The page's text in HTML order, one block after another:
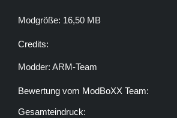
Modgröße: 16,50 MB
Credits:
Modder: ARM-Team
Bewertung vom ModBoXX Team:
Gesamteindruck: